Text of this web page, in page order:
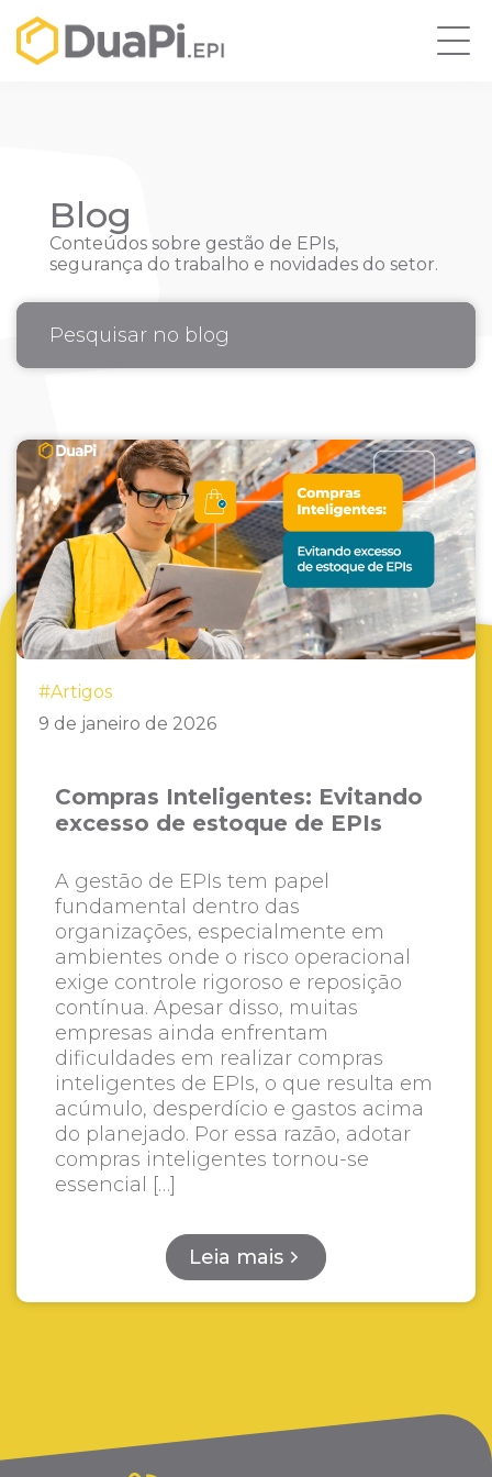
Blog
Conteúdos sobre gestão de EPIs,
segurança do trabalho e novidades do setor.
#Artigos
9 de janeiro de 2026
Compras Inteligentes: Evitando
excesso de estoque de EPIs
A gestão de EPIs tem papel
fundamental dentro das
organizações, especialmente em
ambientes onde o risco operacional
exige controle rigoroso e reposição
contínua. Apesar disso, muitas
empresas ainda enfrentam
dificuldades em realizar compras
inteligentes de EPIs, o que resulta em
acúmulo, desperdício e gastos acima
do planejado. Por essa razão, adotar
compras inteligentes tornou-se
essencial […]
Leia mais